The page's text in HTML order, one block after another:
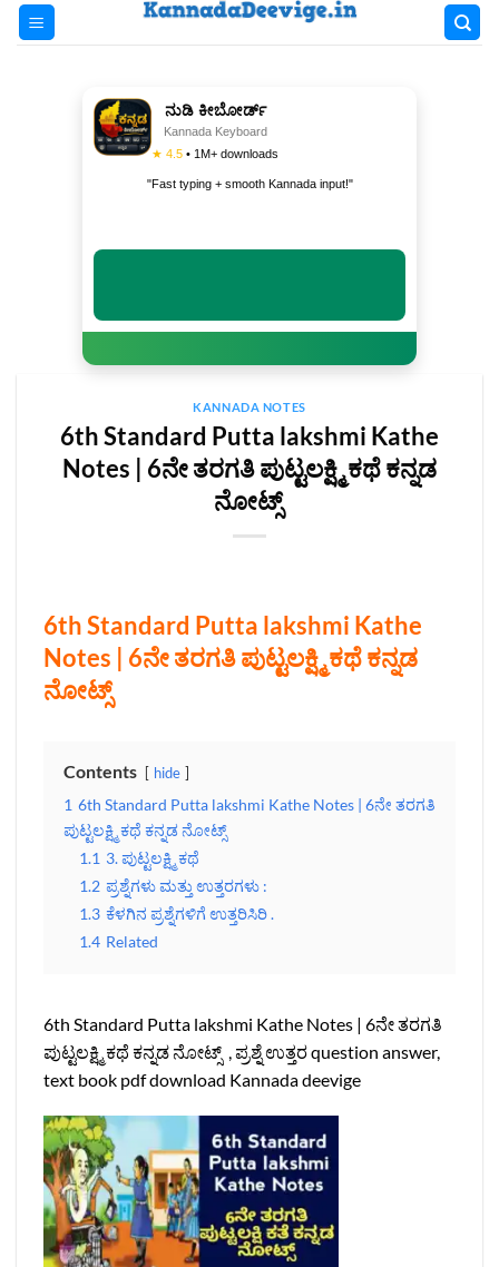
Skip
ನುಡಿ ಕೀಬೋರ್ಡ್
Kannada Keyboard
★ 4.5 • 1M+ downloads
"Fast typing + smooth Kannada input!"
KANNADA NOTES
6th Standard Putta lakshmi Kathe
Notes | 6ನೇ ತರಗತಿ ಪುಟ್ಟಲಕ್ಷ್ಮಿ ಕಥೆ ಕನ್ನಡ
ನೋಟ್ಸ್
6th Standard Putta lakshmi Kathe
Notes | 6ನೇ ತರಗತಿ ಪುಟ್ಟಲಕ್ಷ್ಮಿ ಕಥೆ ಕನ್ನಡ
ನೋಟ್ಸ್
Contents hide
1 6th Standard Putta lakshmi Kathe Notes | 6ನೇ ತರಗತಿ
ಪುಟ್ಟಲಕ್ಷ್ಮಿ ಕಥೆ ಕನ್ನಡ ನೋಟ್ಸ್
1.1 3. ಪುಟ್ಟಲಕ್ಷ್ಮಿ ಕಥೆ
1.2 ಪ್ರಶ್ನೆಗಳು ಮತ್ತು ಉತ್ತರಗಳು :
1.3 ಕೆಳಗಿನ ಪ್ರಶ್ನೆಗಳಿಗೆ ಉತ್ತರಿಸಿರಿ .
1.4 Related
6th Standard Putta lakshmi Kathe Notes | 6ನೇ ತರಗತಿ
ಪುಟ್ಟಲಕ್ಷ್ಮಿ ಕಥೆ ಕನ್ನಡ ನೋಟ್ಸ್ , ಪ್ರಶ್ನೆ ಉತ್ತರ question answer,
text book pdf download Kannada deevige